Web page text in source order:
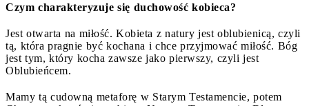
Czym charakteryzuje się duchowość kobieca?
Jest otwarta na miłość. Kobieta z natury jest oblubienicą, czyli
tą, która pragnie być kochana i chce przyjmować miłość. Bóg
jest tym, który kocha zawsze jako pierwszy, czyli jest
Oblubieńcem.
Mamy tą cudowną metaforę w Starym Testamencie, potem